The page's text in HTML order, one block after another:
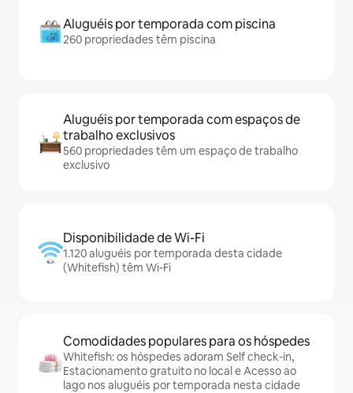
Aluguéis por temporada com piscina
260 propriedades têm piscina
Aluguéis por temporada com espaços de
trabalho exclusivos
560 propriedades têm um espaço de trabalho
exclusivo
Disponibilidade de Wi-Fi
1.120 aluguéis por temporada desta cidade
(Whitefish) têm Wi-Fi
Comodidades populares para os hóspedes
Whitefish: os hóspedes adoram Self check-in,
Estacionamento gratuito no local e Acesso ao
lago nos aluguéis por temporada nesta cidade